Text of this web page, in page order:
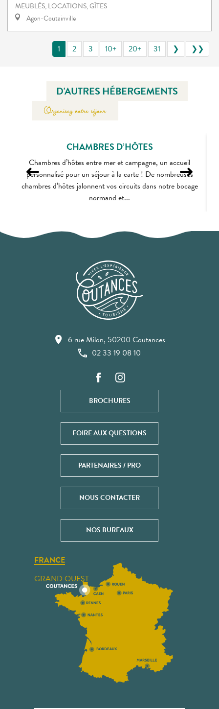
MEUBLÉS, LOCATIONS, GÎTES
Agon-Coutainville
1 2 3 10+ 20+ 31 ❯ ❯❯
D'AUTRES HÉBERGEMENTS
Organisez votre séjour
CHAMBRES D’HÔTES
Chambres d’hôtes entre mer et campagne, un accueil
personnalisé pour un séjour à la carte ! De nombreuses
chambres d’hôtes jalonnent vos circuits dans notre bocage
normand et...
6 rue Milon, 50200 Coutances
02 33 19 08 10
BROCHURES
FOIRE AUX QUESTIONS
PARTENAIRES / PRO
NOUS CONTACTER
NOS BUREAUX
FRANCE
GRAND OUEST